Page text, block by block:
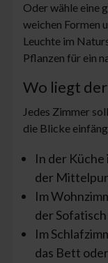
Oder wähle eine
weichen Formen
Leuchte im
Pflanzen für ein
Wo liegt der
Jedes Zimmer
die Blicke
In der
der
Im
der
Im
das Bett